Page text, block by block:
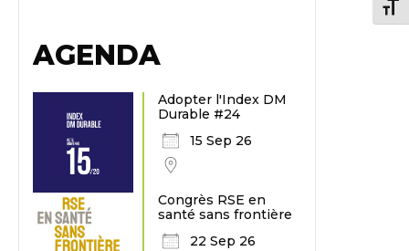
AGENDA
Adopter l'Index DM
Durable #24
15 Sep 26
Congrès RSE en
santé sans frontière
22 Sep 26